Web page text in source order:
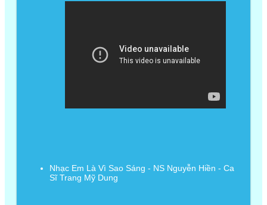
Nhạc Em Là Vì Sao Sáng - NS Nguyễn Hiền - Ca
Sĩ Trang Mỹ Dung